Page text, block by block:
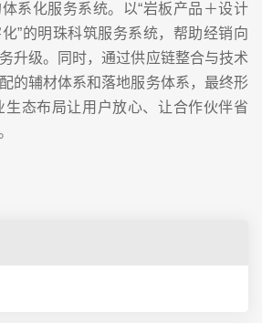
系化服务系统。以“岩板产品＋设计
”的明珠科筑服务系统，帮助经销向
升级。同时，通过供应链整合与技术
的辅材体系和落地服务体系，最终形
生态布局让用户放心、让合作伙伴省